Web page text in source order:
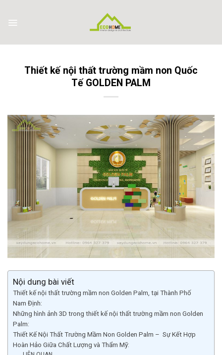
content
Thiết kế nội thất trường mầm non Quốc
Tế GOLDEN PALM
Nội dung bài viết
Thiết kế nội thất trường mầm non Golden Palm, tại Thành Phố
Nam Định:
Những hình ảnh 3D trong thiết kế nội thất trường mầm non Golden
Palm:
Thiết Kế Nội Thất Trường Mầm Non Golden Palm – Sự Kết Hợp
Hoàn Hảo Giữa Chất Lượng và Thẩm Mỹ: